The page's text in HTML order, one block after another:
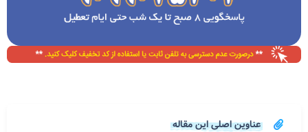
عناوین اصلی این مقاله